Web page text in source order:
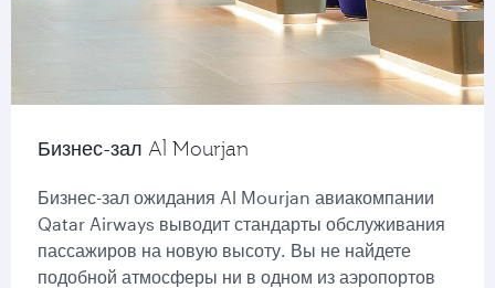
Бизнес-зал Al Mourjan
Бизнес-зал ожидания Al Mourjan авиакомпании
Qatar Airways выводит стандарты обслуживания
пассажиров на новую высоту. Вы не найдете
подобной атмосферы ни в одном из аэропортов